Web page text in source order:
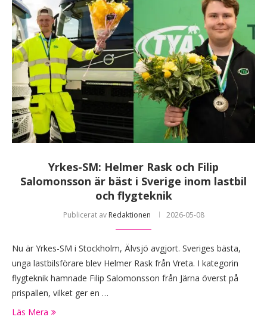
Yrkes-SM: Helmer Rask och Filip
Salomonsson är bäst i Sverige inom lastbil
och flygteknik
Publicerat av Redaktionen 2026-05-08
Nu är Yrkes-SM i Stockholm, Älvsjö avgjort. Sveriges bästa,
unga lastbilsförare blev Helmer Rask från Vreta. I kategorin
flygteknik hamnade Filip Salomonsson från Järna överst på
prispallen, vilket ger en …
Läs Mera